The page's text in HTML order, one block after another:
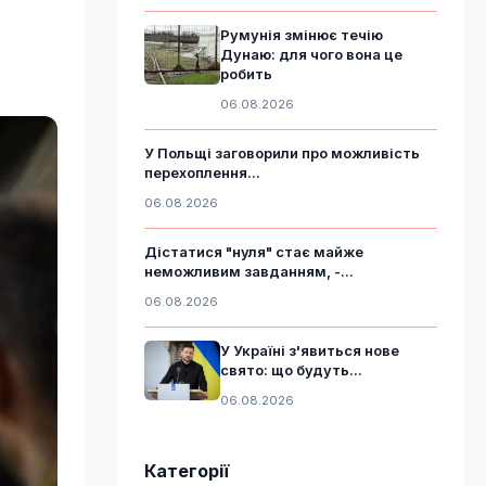
Румунія змінює течію
Дунаю: для чого вона це
робить
06.08.2026
У Польщі заговорили про можливість
перехоплення...
06.08.2026
Дістатися "нуля" стає майже
неможливим завданням, -...
06.08.2026
У Україні з'явиться нове
свято: що будуть...
06.08.2026
Категорії